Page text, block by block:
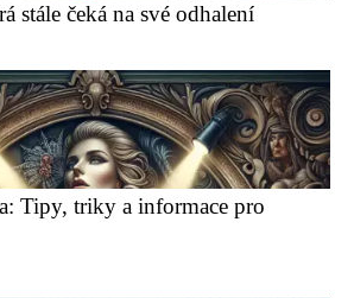
stále čeká na své odhalení
Tipy, triky a informace pro